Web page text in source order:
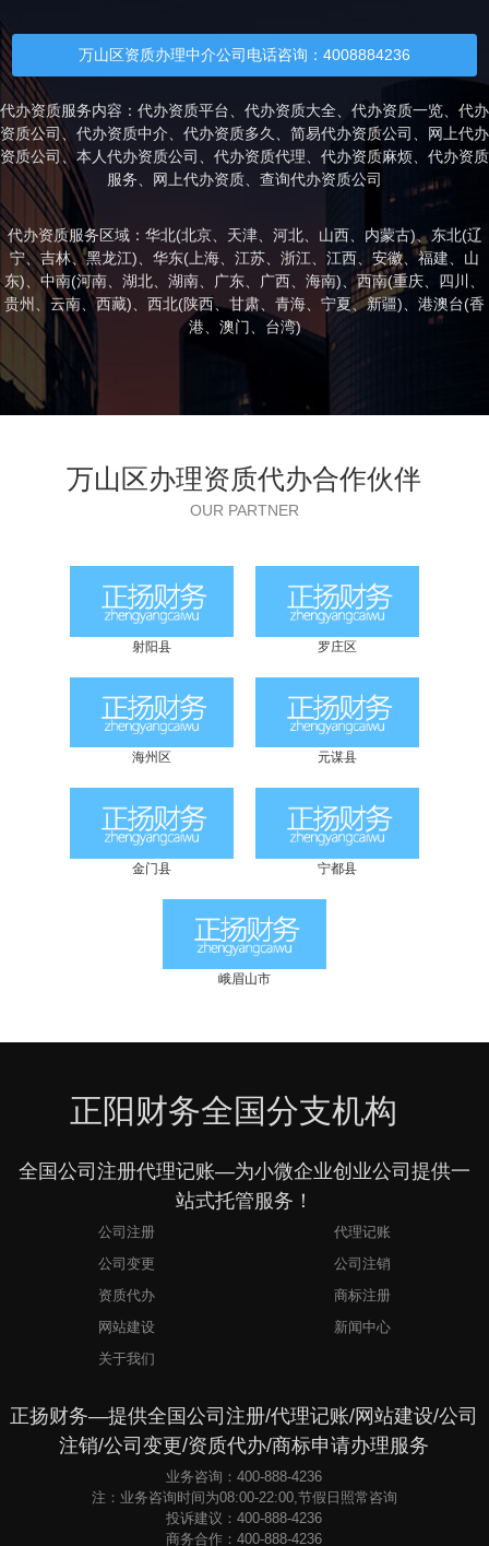
万山区资质办理中介公司电话咨询：4008884236
代办资质服务内容：代办资质平台、代办资质大全、代办资质一览、代办
资质公司、代办资质中介、代办资质多久、简易代办资质公司、网上代办
资质公司、本人代办资质公司、代办资质代理、代办资质麻烦、代办资质
服务、网上代办资质、查询代办资质公司
代办资质服务区域：华北(北京、 天津、 河北、 山西、 内蒙古)、东北(辽
宁、吉林、黑龙江)、华东(上海、 江苏、 浙江、 江西、 安徽、福建、 山
东)、中南(河南、 湖北、 湖南、 广东、 广西、 海南)、西南(重庆、 四川 、
贵州 、 云南、西藏)、西北(陕西、甘肃、 青海、 宁夏、新疆)、港澳台(香
港、 澳门、 台湾)
万山区办理资质代办合作伙伴
OUR PARTNER
射阳县 罗庄区
海州区 元谋县
金门县 宁都县
峨眉山市
正阳财务全国分支机构
全国公司注册代理记账—为小微企业创业公司提供一
站式托管服务！
公司注册
代理记账
公司变更
公司注销
资质代办
商标注册
网站建设
新闻中心
关于我们
正扬财务—提供全国公司注册/代理记账/网站建设/公司
注销/公司变更/资质代办/商标申请办理服务
业务咨询：400-888-4236
注：业务咨询时间为08:00-22:00,节假日照常咨询
投诉建议：400-888-4236
商务合作：400-888-4236